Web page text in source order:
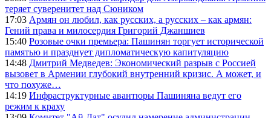
теряет суверенитет над Сюником
17:03 Армян он любил, как русских, а русских – как армян:
Гений права и милосердия Григорий Джаншиев
15:40 Розовые очки премьера: Пашинян торгует исторической
памятью и празднует дипломатическую капитуляцию
14:48 Дмитрий Медведев: Экономический разрыв с Россией
вызовет в Армении глубокий внутренний кризис. А может, и
что похуже…
14:19 Инфраструктурные авантюры Пашиняна ведут его
режим к краху